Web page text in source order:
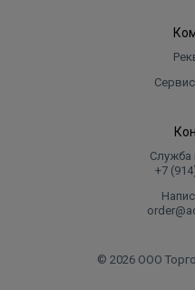
Служба
+7
© 2026 ООО